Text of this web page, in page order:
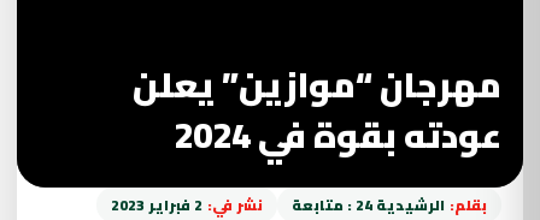
مهرجان “موازين” يعلن
عودته بقوة في 2024
بقلم: الرشيدية 24 : متابعة نشر في: 2 فبراير 2023